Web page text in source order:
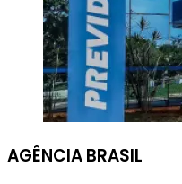
AGÊNCIA BRASIL